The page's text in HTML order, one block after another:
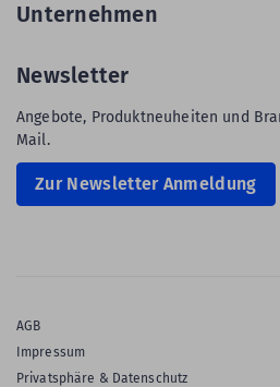
Unternehmen
Newsletter
Angebote, Produktneuheiten und
Mail.
Zur Newsletter Anmeldung
AGB
Impressum
Privatsphäre & Datenschutz